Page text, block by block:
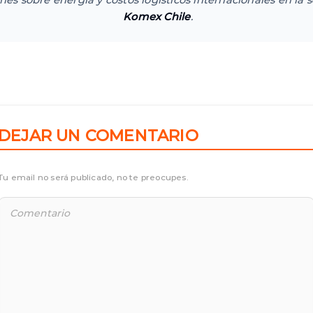
Komex Chile.
DEJAR UN COMENTARIO
email no será publicado, no te preocupes.